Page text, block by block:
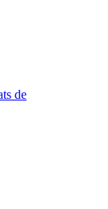
de